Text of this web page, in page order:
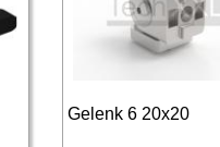
Gelenk 6 20x20